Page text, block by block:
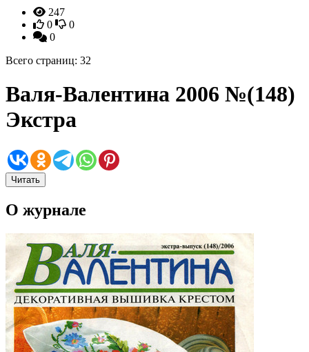
247
0
0
0
Всего страниц: 32
Валя-Валентина 2006 №(148)
Экстра
Читать
О журнале